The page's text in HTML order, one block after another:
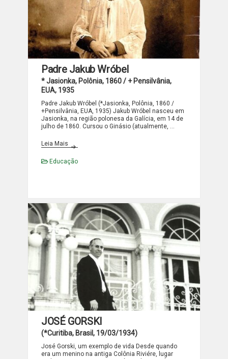
Padre Jakub Wróbel
* Jasionka, Polônia, 1860 / + Pensilvânia,
EUA, 1935
Padre Jakub Wróbel (*Jasionka, Polônia, 1860 /
+Pensilvânia, EUA, 1935) Jakub Wróbel nasceu em
Jasionka, na região polonesa da Galícia, em 14 de
julho de 1860. Cursou o Ginásio (atualmente, …
Leia Mais
Educação
JOSÉ GORSKI
(*Curitiba, Brasil, 19/03/1934)
José Gorski, um exemplo de vida Desde quando
era um menino na antiga Colônia Riviére, lugar